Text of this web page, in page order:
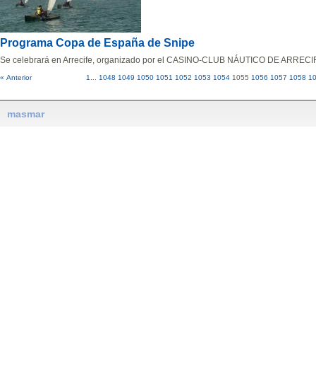
Programa Copa de España de Snipe
Se celebrará en Arrecife, organizado por el CASINO-CLUB NÁUTICO DE
« Anterior 1... 1048 1049 1050 1051 1052 1053 1054 1055 1056 1057 1058
masmar